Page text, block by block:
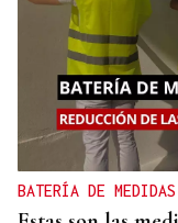
BATERÍA DE MEDIDAS